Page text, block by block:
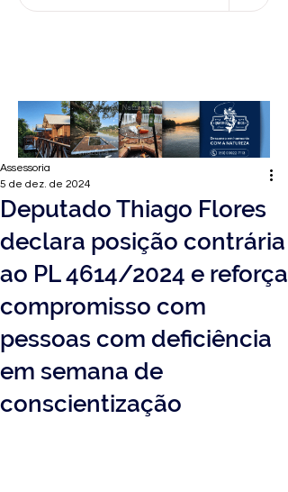
Deputado Thiago Flores
declara posição contrária
ao PL 4614/2024 e reforça
compromisso com
pessoas com deficiência
em semana de
conscientização
Assessoria
5 de dez. de 2024